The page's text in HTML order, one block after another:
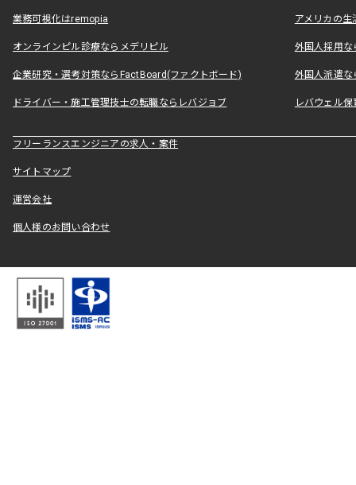
業務可視化はremopia アメリカの
オンラインピル診療ならメデリピル 外国人採用
企業研究・選考対策ならFactBoard(ファクトボード) 外国人派遣な
ドライバー・施工管理技士の転職ならレバジョブ レバウェル
フリーランスエンジニアの求人・案件
サイトマップ
運営会社
個人様のお問い合わせ